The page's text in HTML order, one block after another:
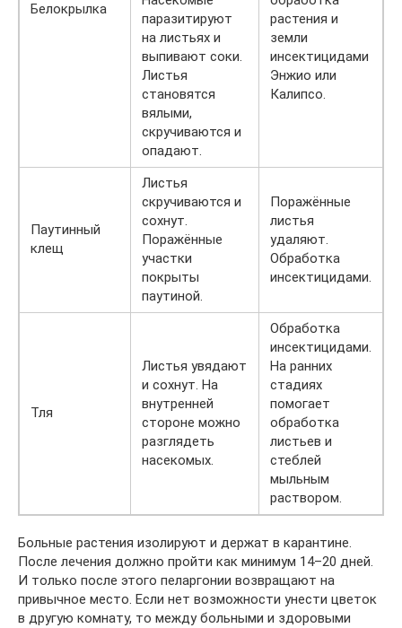
Белокрылка
паразитируют
на листьях и
выпивают соки.
Листья
становятся
вялыми,
скручиваются и
опадают.
растения и
земли
инсектицидами
Энжио или
Калипсо.
Паутинный
клещ
Листья
скручиваются и
сохнут.
Поражённые
участки
покрыты
паутиной.
Поражённые
листья
удаляют.
Обработка
инсектицидами.
Тля
Листья увядают
и сохнут. На
внутренней
стороне можно
разглядеть
насекомых.
Обработка
инсектицидами.
На ранних
стадиях
помогает
обработка
листьев и
стеблей
мыльным
раствором.
Больные растения изолируют и держат в карантине.
После лечения должно пройти как минимум 14–20 дней.
И только после этого пеларгонии возвращают на
привычное место. Если нет возможности унести цветок
в другую комнату, то между больными и здоровыми